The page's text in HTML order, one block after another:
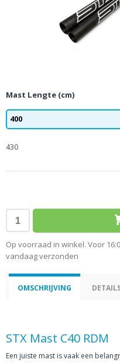
Mast Lengte (cm)
400
430
Op voorraad in winkel. Voor
vandaag verzonden
OMSCHRIJVING
STX Mast C40 RDM
Een juiste mast is vaak een